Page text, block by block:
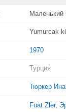
Маленький
Yumurcak
1970
Турция
Тюркер
Fuat Zler,